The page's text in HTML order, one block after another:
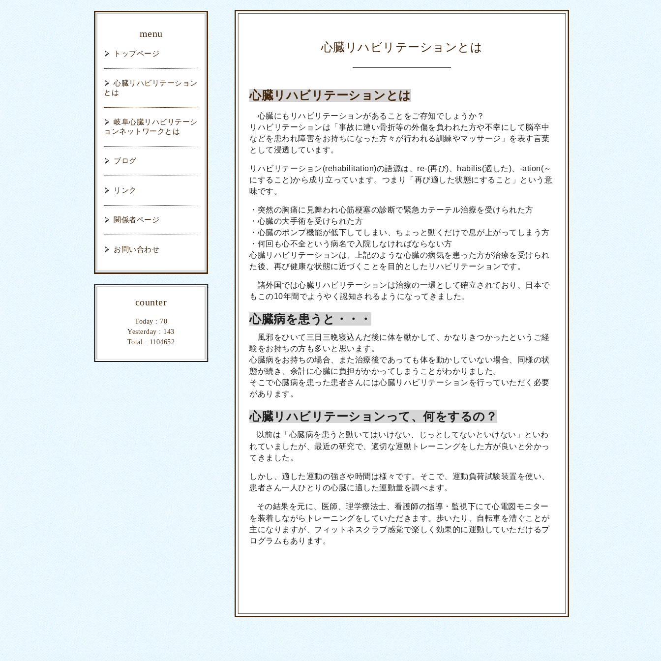
心臓リハビリテーションとは
心臓リハビリテーションとは
心臓にもリハビリテーションがあることをご存知でしょうか？
リハビリテーションは「事故に遭い骨折等の外傷を負われた方や不幸にして脳卒中
などを患われ障害をお持ちになった方々が行われる訓練やマッサージ」を表す言葉
として浸透しています。
リハビリテーション(rehabilitation)の語源は、re-(再び)、habilis(適した)、-ation(～
にすること)から成り立っています。つまり「再び適した状態にすること」という意
味です。
・突然の胸痛に見舞われ心筋梗塞の診断で緊急カテーテル治療を受けられた方
・心臓の大手術を受けられた方
・心臓のポンプ機能が低下してしまい、ちょっと動くだけで息が上がってしまう方
・何回も心不全という病名で入院しなければならない方
心臓リハビリテーションは、上記のような心臓の病気を患った方が治療を受けられ
た後、再び健康な状態に近づくことを目的としたリハビリテーションです。
諸外国では心臓リハビリテーションは治療の一環として確立されており、日本で
もこの10年間でようやく認知されるようになってきました。
心臓病を患うと・・・
風邪をひいて三日三晩寝込んだ後に体を動かして、かなりきつかったというご経
験をお持ちの方も多いと思います。
心臓病をお持ちの場合、また治療後であっても体を動かしていない場合、同様の状
態が続き、余計に心臓に負担がかかってしまうことがわかりました。
そこで心臓病を患った患者さんには心臓リハビリテーションを行っていただく必要
があります。
心臓リハビリテーションって、何をするの？
以前は「心臓病を患うと動いてはいけない、じっとしてないといけない」といわ
れていましたが、最近の研究で、適切な運動トレーニングをした方が良いと分かっ
てきました。
しかし、適した運動の強さや時間は様々です。そこで、運動負荷試験装置を使い、
患者さん一人ひとりの心臓に適した運動量を調べます。
その結果を元に、医師、理学療法士、看護師の指導・監視下にて心電図モニター
を装着しながらトレーニングをしていただきます。歩いたり、自転車を漕ぐことが
主になりますが、フィットネスクラブ感覚で楽しく効果的に運動していただけるプ
ログラムもあります。
menu
トップページ
心臓リハビリテーション
とは
岐阜心臓リハビリテーシ
ョンネットワークとは
ブログ
リンク
関係者ページ
お問い合わせ
counter
Today : 70
Yesterday : 143
Total : 1104652